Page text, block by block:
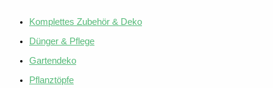
Komplettes Zubehör & Deko
Dünger & Pflege
Gartendeko
Pflanztöpfe